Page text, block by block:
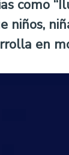
como
niños,
en